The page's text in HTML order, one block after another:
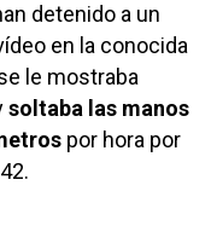
detenido a un
en la conocida
le mostraba
soltaba las manos
por hora por